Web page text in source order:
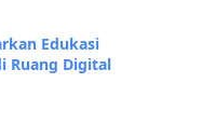
Edukasi
Ruang Digital